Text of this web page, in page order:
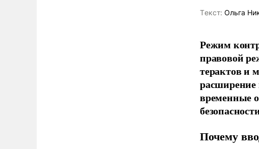
Tекст: Ольга
Режим
правовой
терактов и
расширение
временные
Почему